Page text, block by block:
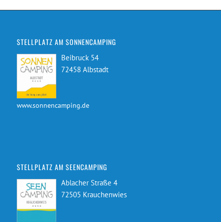
STELLPLATZ AM SONNENCAMPING
Beibruck 54
72458 Albstadt
www.sonnencamping.de
STELLPLATZ AM SEENCAMPING
Ablacher Straße 4
72505 Krauchenwies